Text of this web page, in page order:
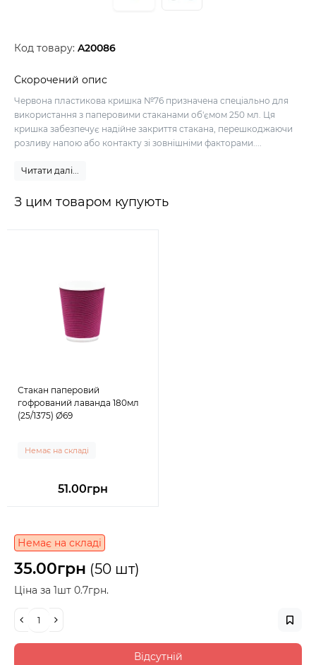
Код товару: A20086
Скорочений опис
Червона пластикова кришка №76 призначена спеціально для
використання з паперовими стаканами об'ємом 250 мл. Ця
кришка забезпечує надійне закриття стакана, перешкоджаючи
розливу напою або контакту зі зовнішніми факторами....
Читати далі...
З цим товаром купують
Стакан паперовий
гофрований лаванда 180мл
(25/1375) Ø69
Немає на складі
51.00грн
Немає на складі
35.00грн (50 шт)
Ціна за 1шт 0.7грн.
Відсутній